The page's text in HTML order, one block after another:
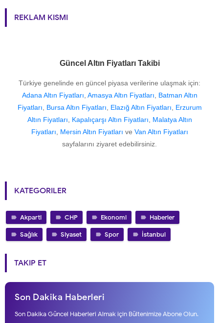
REKLAM KISMI
Güncel Altın Fiyatları Takibi
Türkiye genelinde en güncel piyasa verilerine ulaşmak için:
Adana Altın Fiyatları, Amasya Altın Fiyatları, Batman Altın
Fiyatları, Bursa Altın Fiyatları, Elazığ Altın Fiyatları, Erzurum
Altın Fiyatları, Kapalıçarşı Altın Fiyatları, Malatya Altın
Fiyatları, Mersin Altın Fiyatları ve Van Altın Fiyatları
sayfalarını ziyaret edebilirsiniz.
KATEGORILER
Akparti CHP Ekonomi Haberler
Sağlık Siyaset Spor İstanbul
TAKIP ET
Son Dakika Haberleri
Son Dakika Güncel Haberleri Almak için Bültenimize Abone Olun.